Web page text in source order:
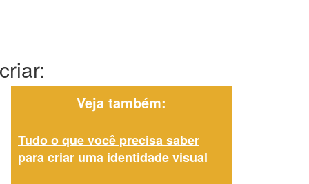
Veja também:
Tudo o que você precisa saber
para criar uma identidade visual